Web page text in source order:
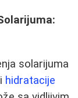
solarijuma
hidratacije